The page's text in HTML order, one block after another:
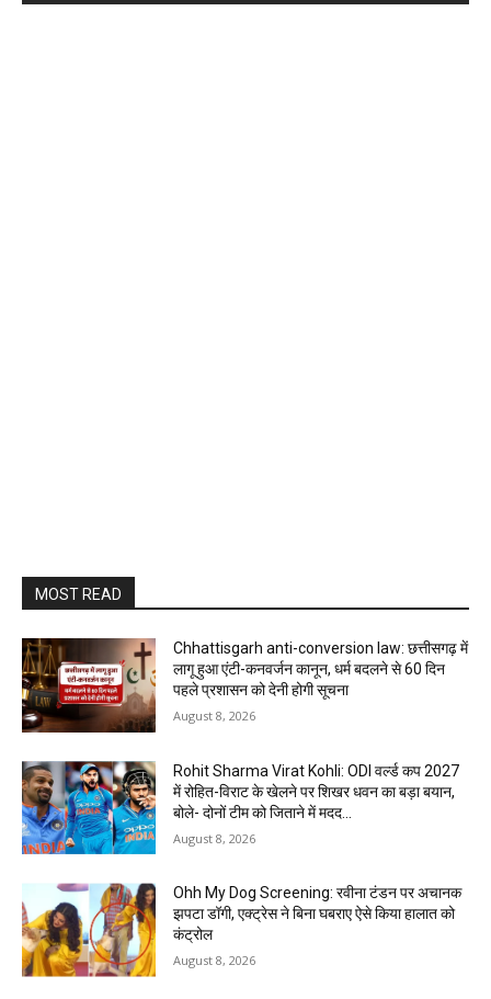
MOST READ
Chhattisgarh anti-conversion law: छत्तीसगढ़ में
लागू हुआ एंटी-कनवर्जन कानून, धर्म बदलने से 60 दिन
पहले प्रशासन को देनी होगी सूचना
August 8, 2026
Rohit Sharma Virat Kohli: ODI वर्ल्ड कप 2027
में रोहित-विराट के खेलने पर शिखर धवन का बड़ा बयान,
बोले- दोनों टीम को जिताने में मदद...
August 8, 2026
Ohh My Dog Screening: रवीना टंडन पर अचानक
झपटा डॉगी, एक्ट्रेस ने बिना घबराए ऐसे किया हालात को
कंट्रोल
August 8, 2026